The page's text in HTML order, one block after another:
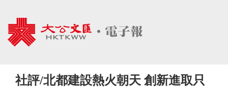
社評/北都建設熱火朝天 創新進取只